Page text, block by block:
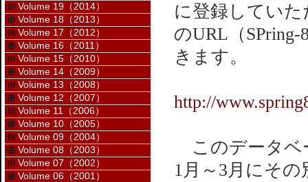
に登録してい
のURL（
きます。
http://
このデータベ
1月～3月にそ
Volume 19（2014）
Volume 18（2013）
Volume 17（2012）
Volume 16（2011）
Volume 15（2010）
Volume 14（2009）
Volume 13（2008）
Volume 12（2007）
Volume 11（2006）
Volume 10（2005）
Volume 09（2004）
Volume 08（2003）
Volume 07（2002）
Volume 06（2001）